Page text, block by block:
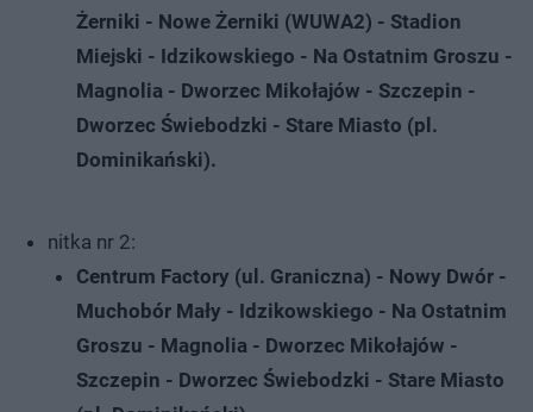
Żerniki - Nowe Żerniki (WUWA2) - Stadion
Miejski - Idzikowskiego - Na Ostatnim Groszu -
Magnolia - Dworzec Mikołajów - Szczepin -
Dworzec Świebodzki - Stare Miasto (pl.
Dominikański).
nitka nr 2:
Centrum Factory (ul. Graniczna) - Nowy Dwór -
Muchobór Mały - Idzikowskiego - Na Ostatnim
Groszu - Magnolia - Dworzec Mikołajów -
Szczepin - Dworzec Świebodzki - Stare Miasto